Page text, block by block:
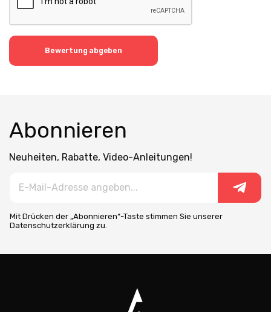
Bewertung abgeben
Abonnieren
Neuheiten, Rabatte, Video-Anleitungen!
Mit Drücken der „Abonnieren“-Taste stimmen Sie unserer
Datenschutzerklärung zu.